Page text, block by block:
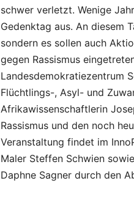
schwer verletzt. Wenige
Gedenktag aus. An diesem
sondern es sollen auch
gegen Rassismus
Landesdemokratiezentrum
Flüchtlings-, Asyl- und
Afrikawissenschaftlerin
Rassismus und den noch
Veranstaltung findet im
Maler Steffen Schwien
Daphne Sagner durch den